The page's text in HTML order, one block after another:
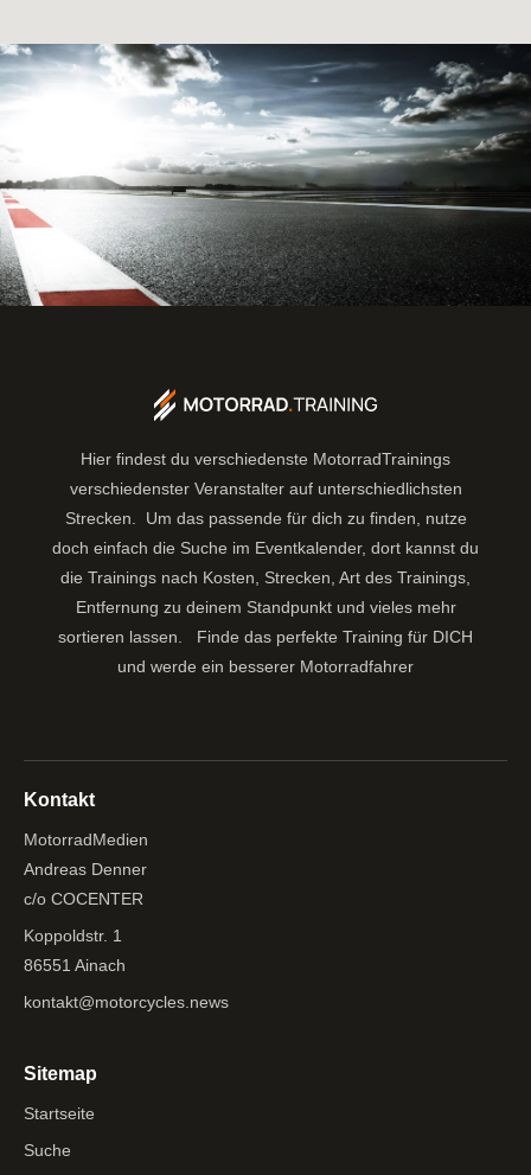
Hier findest du verschiedenste MotorradTrainings
verschiedenster Veranstalter auf unterschiedlichsten
Strecken. Um das passende für dich zu finden, nutze
doch einfach die Suche im Eventkalender, dort kannst du
die Trainings nach Kosten, Strecken, Art des Trainings,
Entfernung zu deinem Standpunkt und vieles mehr
sortieren lassen. Finde das perfekte Training für DICH
und werde ein besserer Motorradfahrer
Kontakt
MotorradMedien
Andreas Denner
c/o COCENTER
Koppoldstr. 1
86551 Ainach
kontakt@motorcycles.news
Sitemap
Startseite
Suche